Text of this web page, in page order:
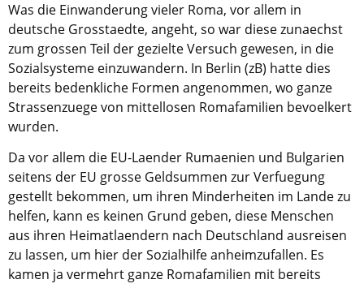
Was die Einwanderung vieler Roma, vor allem in
deutsche Grosstaedte, angeht, so war diese zunaechst
zum grossen Teil der gezielte Versuch gewesen, in die
Sozialsysteme einzuwandern. In Berlin (zB) hatte dies
bereits bedenkliche Formen angenommen, wo ganze
Strassenzuege von mittellosen Romafamilien bevoelkert
wurden.
Da vor allem die EU-Laender Rumaenien und Bulgarien
seitens der EU grosse Geldsummen zur Verfuegung
gestellt bekommen, um ihren Minderheiten im Lande zu
helfen, kann es keinen Grund geben, diese Menschen
aus ihren Heimatlaendern nach Deutschland ausreisen
zu lassen, um hier der Sozialhilfe anheimzufallen. Es
kamen ja vermehrt ganze Romafamilien mit bereits